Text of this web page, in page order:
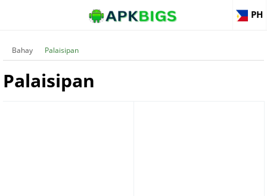
PH
Bahay Palaisipan
Palaisipan